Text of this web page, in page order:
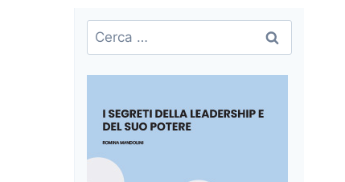
Ricerca
per: